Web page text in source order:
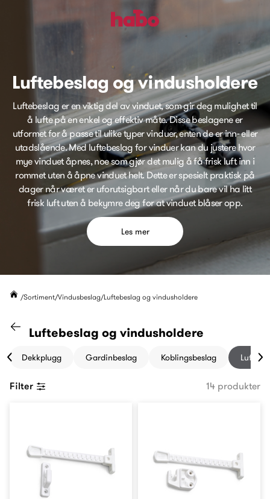
Luftebeslag og vindusholdere
Luftebeslag er en viktig del av vinduet, som gir deg mulighet til
å lufte på en enkel og effektiv måte. Disse beslagene er
utformet for å passe til ulike typer vinduer, enten de er inn- eller
utadslående. Med luftebeslag for vinduer kan du justere hvor
mye vinduet åpnes, noe som gjør det mulig å få frisk luft inn i
rommet uten å åpne vinduet helt. Dette er spesielt praktisk på
dager når været er uforutsigbart eller når du bare vil ha litt
frisk luft uten å bekymre deg for at vinduet blåser opp.
Les mer
Sortiment Vindusbeslag Luftebeslag og vindusholdere
Gå til "Vindusbeslag" kategori
Luftebeslag og vindusholdere
Dekkplugg Gardinbeslag Koblingsbeslag
Filter 14 produkter